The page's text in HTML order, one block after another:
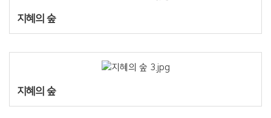
지혜의 숲
지혜의 숲